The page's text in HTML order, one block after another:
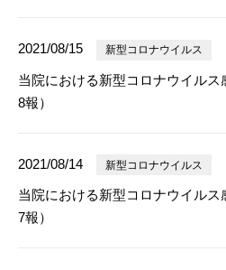
2021/08/15 新型コロナウイルス
当院における新型コロナウイル
8報）
2021/08/14 新型コロナウイルス
当院における新型コロナウイル
7報）